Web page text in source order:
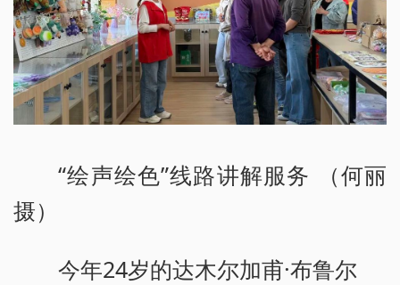
“绘声绘色”线路讲解服务 （何丽
摄）
今年24岁的达木尔加甫·布鲁尔